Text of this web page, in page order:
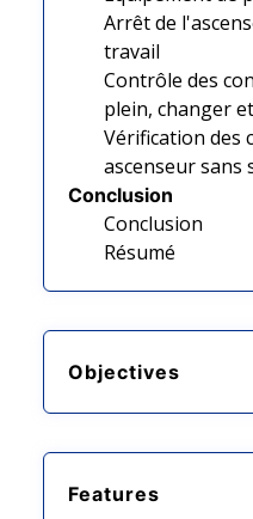
Arrêt de
travail
Contrôle des
plein, changer
Vérification des
ascenseur sans
Conclusion
Conclusion
Résumé
Objectives
Features